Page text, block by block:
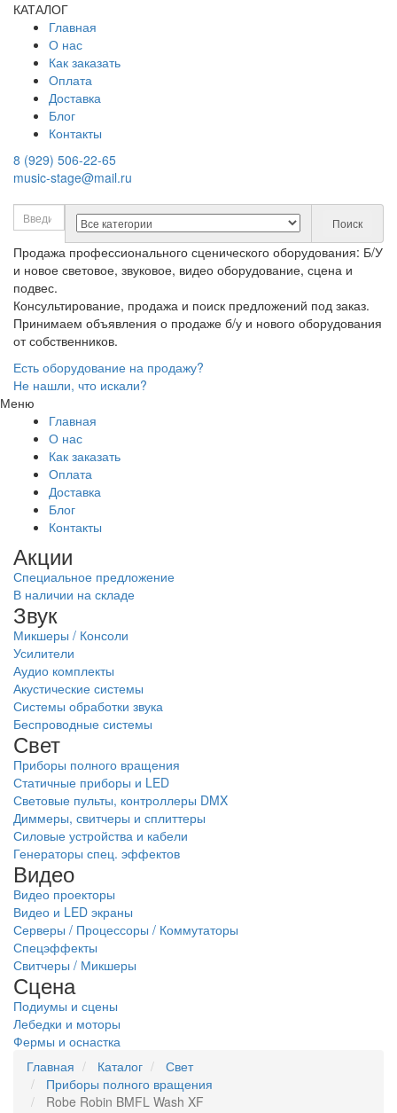
КАТАЛОГ
Главная
О нас
Как заказать
Оплата
Доставка
Блог
Контакты
8 (929) 506-22-65
music-stage@mail.ru
Поиск
Продажа профессионального сценического оборудования: Б/У
и новое световое, звуковое, видео оборудование, сцена и
подвес.
Консультирование, продажа и поиск предложений под заказ.
Принимаем объявления о продаже б/у и нового оборудования
от собственников.
Есть оборудование на продажу?
Не нашли, что искали?
Меню
Главная
О нас
Как заказать
Оплата
Доставка
Блог
Контакты
Акции
Специальное предложение
В наличии на складе
Звук
Микшеры / Консоли
Усилители
Аудио комплекты
Акустические системы
Системы обработки звука
Беспроводные системы
Свет
Приборы полного вращения
Статичные приборы и LED
Световые пульты, контроллеры DMX
Диммеры, свитчеры и сплиттеры
Силовые устройства и кабели
Генераторы спец. эффектов
Видео
Видео проекторы
Видео и LED экраны
Серверы / Процессоры / Коммутаторы
Спецэффекты
Свитчеры / Микшеры
Сцена
Подиумы и сцены
Лебедки и моторы
Фермы и оснастка
Главная
Каталог
Свет
Приборы полного вращения
Robe Robin BMFL Wash XF